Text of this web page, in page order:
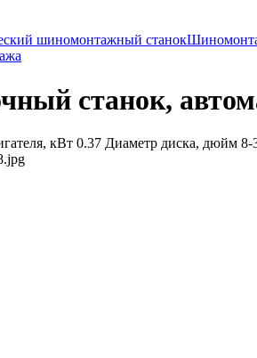
шиномонтажный станок
станок,
кВт 0.37 Диаметр диска, дюйм